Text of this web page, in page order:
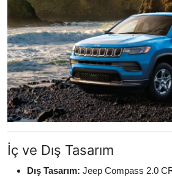
İç ve Dış Tasarım
Dış Tasarım: Jeep Compass 2.0